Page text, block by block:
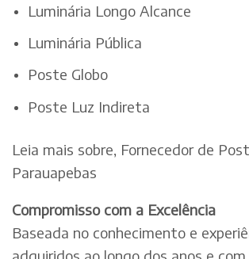
Luminária Longo Alcance
Luminária Pública
Poste Globo
Poste Luz Indireta
Leia mais sobre, Fornecedor de
Parauapebas
Compromisso com a Excelência
Baseada no conhecimento e